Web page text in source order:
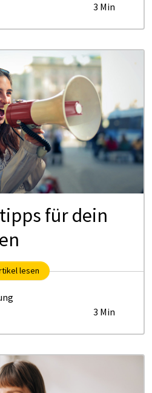
3 Min
für dein
lesen
3 Min